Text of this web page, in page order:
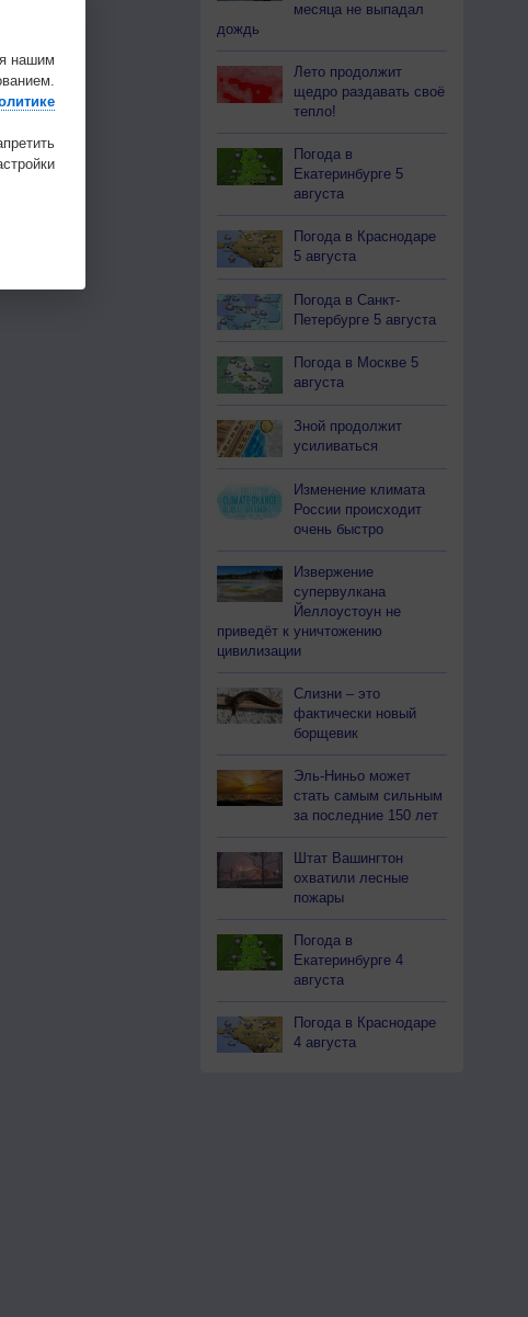
месяца не выпадал
дождь
Лето продолжит
щедро раздавать своё
тепло!
Погода в
Екатеринбурге 5
августа
Погода в Краснодаре
5 августа
Погода в Санкт-
Петербурге 5 августа
Погода в Москве 5
августа
Зной продолжит
усиливаться
Изменение климата
России происходит
очень быстро
Извержение
супервулкана
Йеллоустоун не
приведёт к уничтожению
цивилизации
Слизни – это
фактически новый
борщевик
Эль-Ниньо может
стать самым сильным
за последние 150 лет
Штат Вашингтон
охватили лесные
пожары
Погода в
Екатеринбурге 4
августа
Погода в Краснодаре
4 августа
нашим